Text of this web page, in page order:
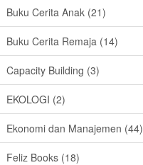
Buku Cerita Anak (21)
Buku Cerita Remaja (14)
Capacity Building (3)
EKOLOGI (2)
Ekonomi dan Manajemen (44)
Feliz Books (18)